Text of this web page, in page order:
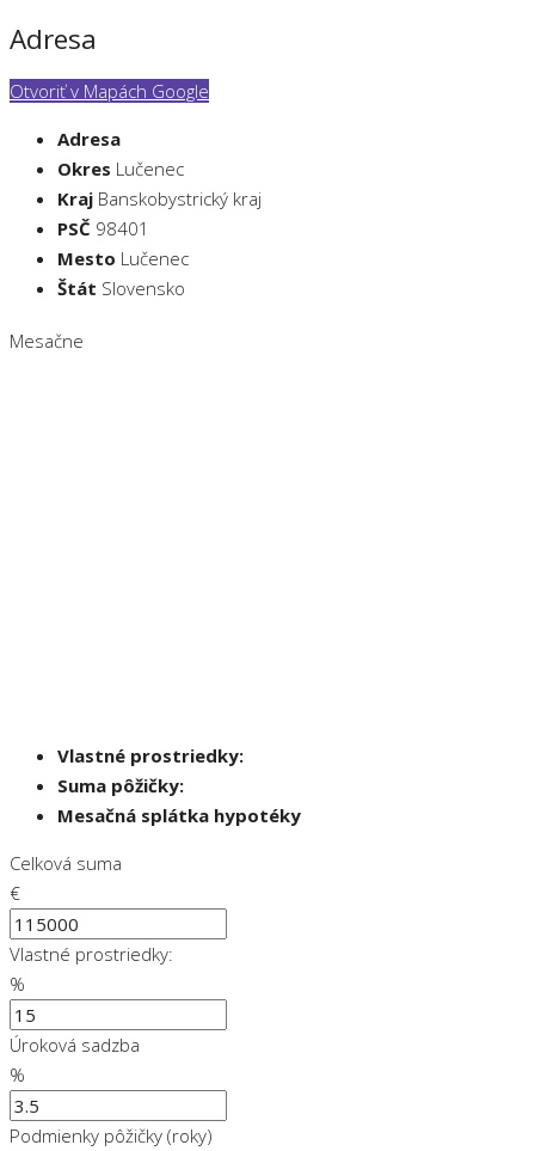
Adresa
Otvoriť v Mapách Google
Adresa
Okres Lučenec
Kraj Banskobystrický kraj
PSČ 98401
Mesto Lučenec
Štát Slovensko
Mesačne
Vlastné prostriedky:
Suma pôžičky:
Mesačná splátka hypotéky
Celková suma
€
Vlastné prostriedky:
%
Úroková sadzba
%
Podmienky pôžičky (roky)